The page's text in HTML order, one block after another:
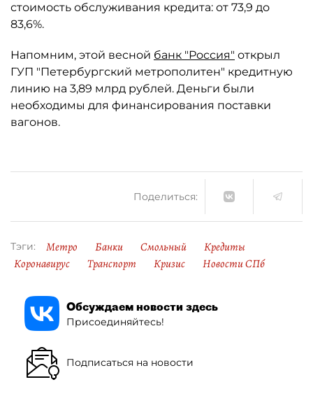
стоимость обслуживания кредита: от 73,9 до
83,6%.
Напомним, этой весной банк "Россия" открыл
ГУП "Петербургский метрополитен" кредитную
линию на 3,89 млрд рублей. Деньги были
необходимы для финансирования поставки
вагонов.
Поделиться:
Тэги: Метро Банки Смольный
Кредиты
Коронавирус
Транспорт Кризис Новости СПб
Обсуждаем новости здесь
Присоединяйтесь!
Подписаться на новости